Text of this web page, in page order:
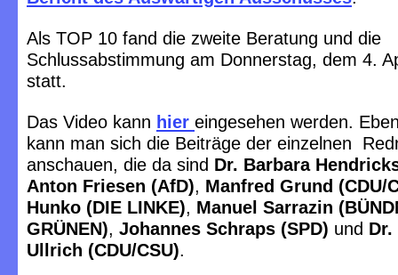
Als TOP 10 fand die zweite Beratung und die
Schlussabstimmung am Donnerstag, dem 4.
statt.
Das Video kann hier eingesehen werden.
kann man sich die Beiträge der einzelnen
anschauen, die da sind Dr. Barbara
Anton Friesen (AfD), Manfred Grund (CDU/
Hunko (DIE LINKE), Manuel Sarrazin
GRÜNEN), Johannes Schraps (SPD) und Dr.
Ullrich (CDU/CSU).